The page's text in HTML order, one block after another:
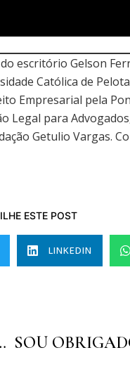
escritório Gelson
Católica de
Empresarial pela
Legal para
Getulio Vargas.
ESTE POST
LINKEDIN
DE SEUS EMPREGADOS?